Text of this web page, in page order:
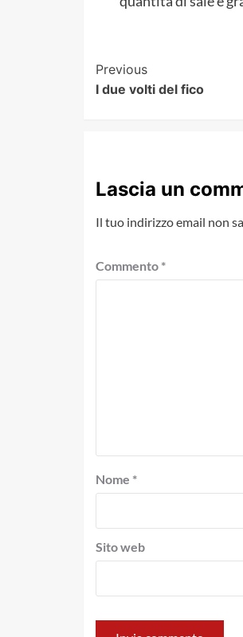
Post
Navigation
Previous
I due volti del fico
Lascia un
Il tuo indirizzo email non
Commento *
Nome *
Sito web